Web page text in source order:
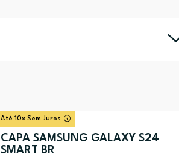
Até 10x Sem Juros
CAPA SAMSUNG GALAXY S24
SMART BR